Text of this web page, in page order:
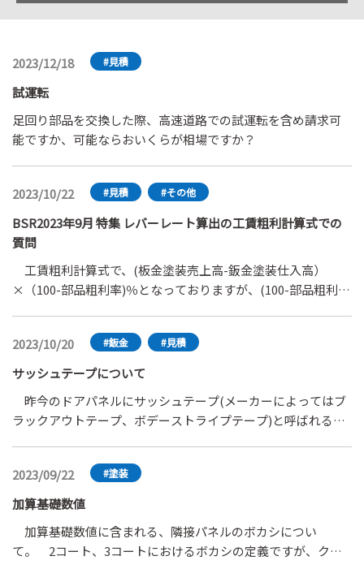
2023/12/18 #見積
試運転
足回り部品を交換した際、高速道路での試運転を含め請求可
能ですか、可能ならおいくらが相場ですか？
2023/10/22 #見積 #その他
BSR2023年9月 特集 レバーレート算出の工賃粗利計算式での
質問
工賃粗利計算式で、(板金塗装売上高-鈑金塗装仕入高）
×（100-部品粗利率)％となっておりますが、(100-部品粗利
2023/10/20 #鈑金 #見積
サッシュテープについて
昨今のドアパネルにサッシュテープ(メーカーによってはブ
ラックアウトテープ、ボデーストライプテープ)と呼ばれる再
します。しかし、鈑金塗装は復元が原則なので弊社では新品
のテープを貼り付けています。車種によっては難易度の高い
の際、別途保険会社に請求出来ないか確認したところ、「ド
アパネル取替の指数に含まれているから別途計上は認められ
2023/09/22 #塗装
加算基礎数値
加算基礎数値に含まれる、隣接パネルのボカシについ
て。 2コート、3コートにおけるボカシの定義ですが、クリ